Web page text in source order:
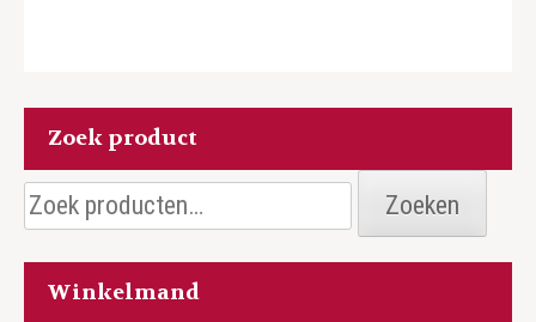
Zoek product
Zoeken
naar:
Zoeken
Winkelmand